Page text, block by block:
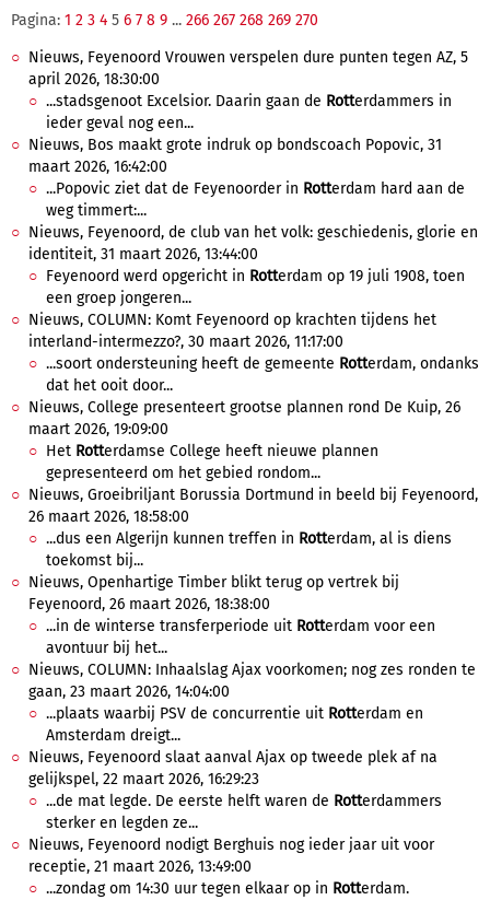
Pagina: 1 2 3 4 5 6 7 8 9 ... 266 267 268 269 270
Nieuws, Feyenoord Vrouwen verspelen dure punten tegen AZ, 5
april 2026, 18:30:00
...stadsgenoot Excelsior. Daarin gaan de Rotterdammers in
ieder geval nog een...
Nieuws, Bos maakt grote indruk op bondscoach Popovic, 31
maart 2026, 16:42:00
...Popovic ziet dat de Feyenoorder in Rotterdam hard aan de
weg timmert:...
Nieuws, Feyenoord, de club van het volk: geschiedenis, glorie en
identiteit, 31 maart 2026, 13:44:00
Feyenoord werd opgericht in Rotterdam op 19 juli 1908, toen
een groep jongeren...
Nieuws, COLUMN: Komt Feyenoord op krachten tijdens het
interland-intermezzo?, 30 maart 2026, 11:17:00
...soort ondersteuning heeft de gemeente Rotterdam, ondanks
dat het ooit door...
Nieuws, College presenteert grootse plannen rond De Kuip, 26
maart 2026, 19:09:00
Het Rotterdamse College heeft nieuwe plannen
gepresenteerd om het gebied rondom...
Nieuws, Groeibriljant Borussia Dortmund in beeld bij Feyenoord,
26 maart 2026, 18:58:00
...dus een Algerijn kunnen treffen in Rotterdam, al is diens
toekomst bij...
Nieuws, Openhartige Timber blikt terug op vertrek bij
Feyenoord, 26 maart 2026, 18:38:00
...in de winterse transferperiode uit Rotterdam voor een
avontuur bij het...
Nieuws, COLUMN: Inhaalslag Ajax voorkomen; nog zes ronden te
gaan, 23 maart 2026, 14:04:00
...plaats waarbij PSV de concurrentie uit Rotterdam en
Amsterdam dreigt...
Nieuws, Feyenoord slaat aanval Ajax op tweede plek af na
gelijkspel, 22 maart 2026, 16:29:23
...de mat legde. De eerste helft waren de Rotterdammers
sterker en legden ze...
Nieuws, Feyenoord nodigt Berghuis nog ieder jaar uit voor
receptie, 21 maart 2026, 13:49:00
...zondag om 14:30 uur tegen elkaar op in Rotterdam.